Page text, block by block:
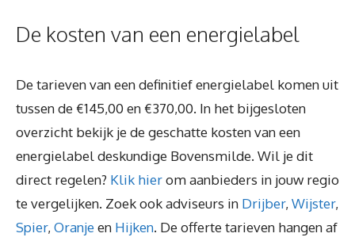
De kosten van een energielabel
De tarieven van een definitief energielabel komen uit
tussen de €145,00 en €370,00. In het bijgesloten
overzicht bekijk je de geschatte kosten van een
energielabel deskundige Bovensmilde. Wil je dit
direct regelen? Klik hierom aanbieders in jouw regio
te vergelijken. Zoek ook adviseurs in Drijber, Wijster,
Spier, Oranjeen Hijken. De offerte tarieven hangen af